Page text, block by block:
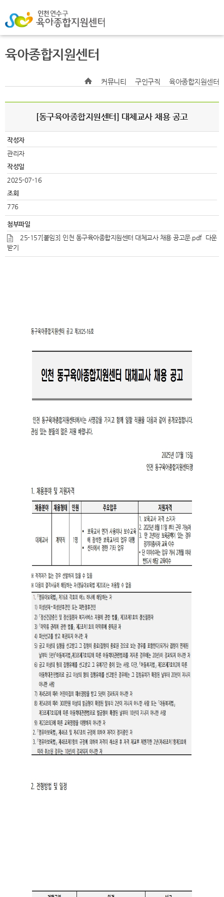
육아종합지원센터
커뮤니티 구인구직 육아종합지원센터
[동구육아종합지원센터] 대체교사 채용 공고
작성자
관리자
작성일
2025-07-16
조회
776
첨부파일
25-157[붙임3] 인천 동구육아종합지원센터 대체교사 채용 공고문.pdf 다운
받기